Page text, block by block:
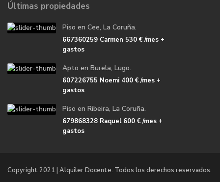
Últimas propiedades
Piso en Cee, La Coruña.
667360259 Carmen 530 €/mes +
gastos
Apto en Burela, Lugo.
607226755 Noemi 400 €/mes +
gastos
Piso en Ribeira, La Coruña.
679868328 Raquel600 €/mes +
gastos
Copyright 2021 | Alquiler Docente. Todos los derechos reservados.